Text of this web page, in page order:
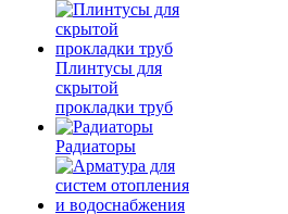
Плинтусы для
скрытой
прокладки труб
Радиаторы